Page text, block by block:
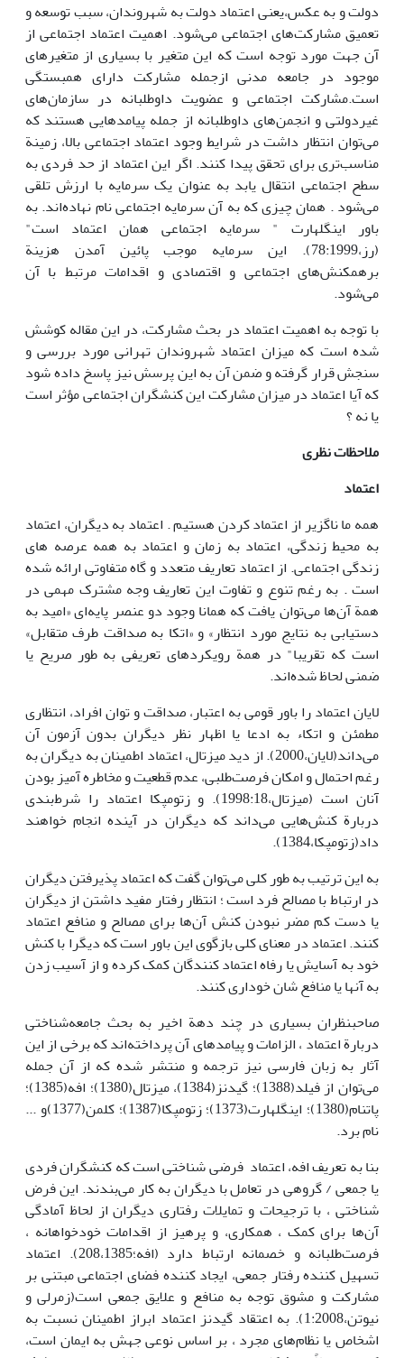
دولت و به عکس،یعنی اعتماد دولت به شهروندان، سبب توسعه و
تعمیق مشارکت‌های اجتماعی می‌شود. اهمیت اعتماد اجتماعی از
آن جهت مورد توجه است که این متغیر با بسیاری از متغیرهای
موجود در جامعه مدنی ازجمله مشارکت دارای همبستگی
است.مشارکت‌ اجتماعی و عضویت داوطلبانه در سازمان‌های
غیردولتی و انجمن‌های داوطلبانه از جمله پیامدهایی هستند که
می‌توان انتظار داشت در شرایط وجود اعتماد اجتماعی بالا، زمینة
مناسب‌تری برای تحقق پیدا کنند. اگر این اعتماد از حد فردی به
سطح اجتماعی انتقال یابد به عنوان یک سرمایه با ارزش تلقی
می‌شود . همان چیزی که به آن سرمایه اجتماعی نام نهاده‌اند. به
باور اینگلهارت ‍" سرمایه اجتماعی همان اعتماد است"
(رز،78:1999). این سرمایه موجب پائین آمدن هزینة
برهمکنش‌های اجتماعی و اقتصادی و اقدامات مرتبط با آن
می‌شود.
با توجه به اهمیت اعتماد در بحث مشارکت، در این مقاله کوشش
شده است که میزان اعتماد شهروندان تهرانی مورد بررسی و
سنجش قرار گرفته و ضمن آن به این پرسش نیز پاسخ داده شود
که آیا اعتماد در میزان مشارکت این کنشگران اجتماعی مؤثر است
یا نه ؟
ملاحظات نظری
اعتماد
همه ما ناگزیر از اعتماد کردن هستیم . اعتماد به دیگران، اعتماد
به محیط زندگی، اعتماد به زمان و اعتماد به همه عرصه های
زندگی اجتماعی. از اعتماد تعاریف متعدد و گاه متفاوتی ارائه شده
است . به رغم تنوع و تفاوت این تعاریف وجه مشترک مهمی در
همة آن‌ها می‌توان یافت که همانا وجود دو عنصر پایه‌ای «امید به
دستیابی به نتایج مورد انتظار» و «اتکا به صداقت طرف متقابل»
است که تقریبا" در همة رویکردهای تعریفی به طور صریح یا
ضمنی لحاظ شده‌اند.
لایان اعتماد را باور قومی به اعتبار، صداقت و توان افراد، انتظاری
مطمئن و اتکاء به ادعا یا اظهار نظر دیگران بدون آزمون آن
می‌داند(لایان،2000). از دید میزتال، اعتماد اطمینان به دیگران به
رغم احتمال و امکان فرصت‌طلبی، عدم قطعیت و مخاطره آمیز بودن
آنان است (میزتال،1998:18). و زتومپکا اعتماد را شرط‌بندی
دربارة کنش‌هایی می‌داند که دیگران در آینده انجام خواهند
داد(زتومپکا،1384).
به این ترتیب به طور کلی می‌توان گفت که اعتماد پذیرفتن دیگران
در ارتباط با مصالح فرد است ؛ انتظار رفتار مفید داشتن از دیگران
یا دست کم مضر نبودن کنش‌ آن‌ها برای مصالح و منافع اعتماد
کنند. اعتماد در معنای کلی بازگوی این باور است که دیگرا با کنش
خود به آسایش یا رفاه اعتماد کنندگان کمک کرده و از آسیب زدن
به آنها یا منافع شان خوداری کنند.
صاحبنظران بسیاری در چند دهة اخیر به بحث جامعه‌شناختی
دربارة اعتماد ، الزامات و پیامد‌های آن پرداخته‌اند که برخی از این
آثار به زبان فارسی نیز ترجمه و منتشر شده که از آن جمله
می‌توان از فیلد(1388)؛ گیدنز(1384)، میزتال(1380)؛ افه(1385)؛
پاتنام(1380)؛ اینگلهارت(1373)؛ زتومپکا(1387)؛ کلمن(1377)و ...
نام برد.
بنا به تعریف افه، اعتماد فرضی شناختی است که کنشگران فردی
یا جمعی / گروهی در تعامل با دیگران به کار می‌بندند. این فرض
شناختی ، با ترجیحات و تمایلات رفتاری دیگران از لحاظ آمادگی
آن‌ها برای کمک ، همکاری‌‌، و پرهیز از اقدامات خودخواهانه ،
فرصت‌طلبانه و خصمانه ارتباط دارد (افه؛208،1385). اعتماد
تسهیل کننده رفتار جمعی، ایجاد کننده فضای اجتماعی مبتنی بر
مشارکت و مشوق توجه به منافع و علایق جمعی است(زمرلی و
نیوتن،1:2008). به اعتقاد گیدنز اعتماد ابراز اطمینان نسبت به
اشخاص یا نظام‌های مجرد ، بر اساس نوعی جهش به ایمان است،